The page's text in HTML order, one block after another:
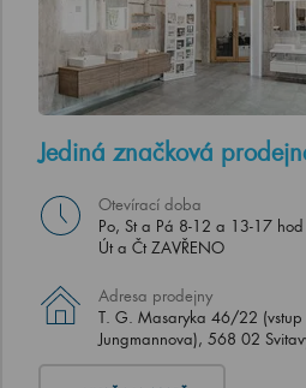
Jediná značková
Otevírací doba
Po, St a Pá 8-12 a 13-17 hod
Út a Čt ZAVŘENO
Adresa prodejny
T. G. Masaryka 46/22 (vstup
Jungmannova), 568 02